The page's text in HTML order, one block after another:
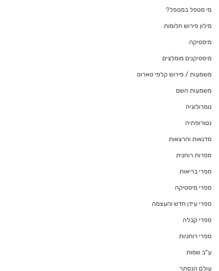
מי מטפל במטפל?
מילון פירוש חלומות
מיסטיקה
מיסטיקנים מומלצים
משמעות / פירוש קלפי טארוט
משמעות השם
נומרולוגיה
נטורופתיה
סדנאות והרצאות
ספרות רוחנית
ספרי בריאות
ספרי מיסטיקה
ספרי עידן חדש והעצמה
ספרי קבלה
ספרי רוחניות
ע"ב שמות
עולם הנסתר